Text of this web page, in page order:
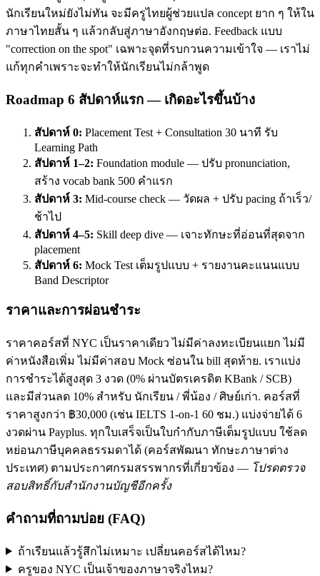
นักเรียนใหม่ยังไม่ทัน จะมีครูไทยผู้ช่วยแปล concept ยาก ๆ ให้ใน
ภาษาไทยสั้น ๆ แล้วกลับสู่ภาษาอังกฤษต่อ. Feedback แบบ
"correction on the spot" เฉพาะจุดที่รบกวนความเข้าใจ — เราไม่
แก้ทุกคำเพราะจะทำให้นักเรียนไม่กล้าพูด
Roadmap 6 สัปดาห์แรก — เกิดอะไรขึ้นบ้าง
สัปดาห์ 0: Placement Test + Consultation 30 นาที รับ
Learning Path
สัปดาห์ 1–2: Foundation module — ปรับ pronunciation,
สร้าง vocab bank 500 คำแรก
สัปดาห์ 3: Mid-course check — วัดผล + ปรับ pacing ถ้าเร็ว/
ช้าไป
สัปดาห์ 4–5: Skill deep dive — เจาะทักษะที่อ่อนที่สุดจาก
placement
สัปดาห์ 6: Mock Test เต็มรูปแบบ + รายงานคะแนนแบบ
Band Descriptor
ราคาและการผ่อนชำระ
ราคาคอร์สที่ NYC เป็นราคาเดียว ไม่มีค่าลงทะเบียนแยก ไม่มี
ค่าหนังสือเพิ่ม ไม่มีค่าสอบ Mock ซ่อนใน bill สุดท้าย. เราแบ่ง
การชำระได้สูงสุด 3 งวด (0% ผ่านบัตรเครดิต KBank / SCB)
และมีส่วนลด 10% สำหรับ นักเรียน / พี่น้อง / ศิษย์เก่า. คอร์สที่
ราคาสูงกว่า ฿30,000 (เช่น IELTS 1-on-1 60 ชม.) แบ่งจ่ายได้ 6
งวดผ่าน Payplus. ทุกใบเสร็จเป็นใบกำกับภาษีเต็มรูปแบบ ใช้ลด
หย่อนภาษีบุคคลธรรมดาได้ (คอร์สพัฒนา ทักษะภาษาต่าง
ประเทศ) ตามประกาศกรมสรรพากรที่เกี่ยวข้อง — โปรดตรวจ
สอบสิทธิ์กับสำนักงานบัญชีอีกครั้ง
คำถามที่ถามบ่อย (FAQ)
ถ้าเรียนแล้วรู้สึกไม่เหมาะ เปลี่ยนคอร์สได้ไหม?
ครูของ NYC เป็นเจ้าของภาษาจริงไหม?